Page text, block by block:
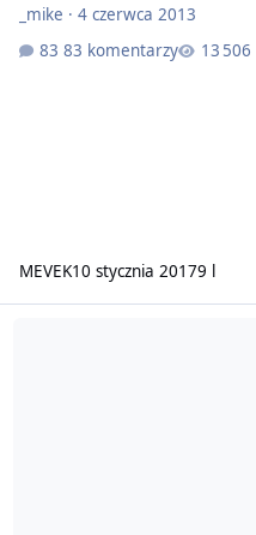
_mike ·4 czerwca 2013
83 komentarzy
MEVEK10 stycznia 20179 l